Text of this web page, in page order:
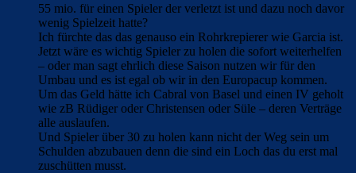
55 mio. für einen Spieler der verletzt ist und dazu noch davor
wenig Spielzeit hatte?
Ich fürchte das das genauso ein Rohrkrepierer wie Garcia ist.
Jetzt wäre es wichtig Spieler zu holen die sofort weiterhelfen
– oder man sagt ehrlich diese Saison nutzen wir für den
Umbau und es ist egal ob wir in den Europacup kommen.
Um das Geld hätte ich Cabral von Basel und einen IV geholt
wie zB Rüdiger oder Christensen oder Süle – deren Verträge
alle auslaufen.
Und Spieler über 30 zu holen kann nicht der Weg sein um
Schulden abzubauen denn die sind ein Loch das du erst mal
zuschütten musst.